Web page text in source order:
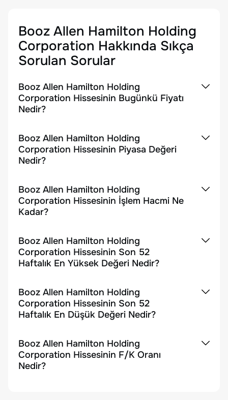
Booz Allen Hamilton Holding
Corporation Hakkında Sıkça
Sorulan Sorular
Booz Allen Hamilton Holding
Corporation Hissesinin Bugünkü Fiyatı
Nedir?
Booz Allen Hamilton Holding
Corporation Hissesinin Piyasa Değeri
Nedir?
Booz Allen Hamilton Holding
Corporation Hissesinin İşlem Hacmi Ne
Kadar?
Booz Allen Hamilton Holding
Corporation Hissesinin Son 52
Haftalık En Yüksek Değeri Nedir?
Booz Allen Hamilton Holding
Corporation Hissesinin Son 52
Haftalık En Düşük Değeri Nedir?
Booz Allen Hamilton Holding
Corporation Hissesinin F/K Oranı
Nedir?